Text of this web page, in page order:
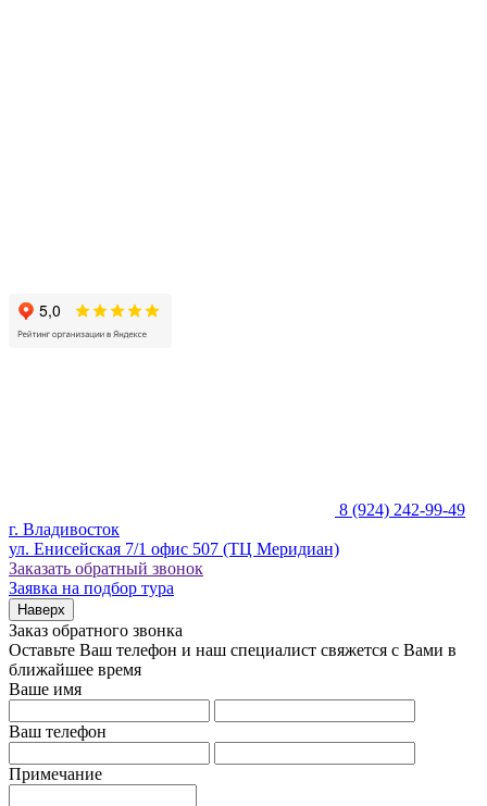
8 (924) 242-99-49
г. Владивосток
ул. Енисейская 7/1 офис 507 (ТЦ Меридиан)
Заказать обратный звонок
Заявка на подбор тура
Наверх
Заказ обратного звонка
Оставьте Ваш телефон и наш специалист свяжется с Вами в
ближайшее время
Ваше имя
Ваш телефон
Примечание